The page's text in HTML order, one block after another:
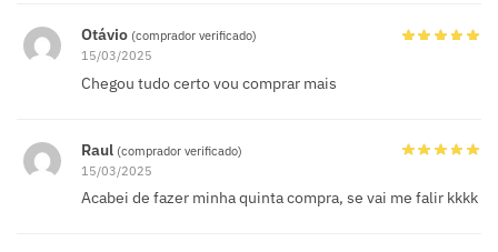
Otávio (comprador verificado)
15/03/2025
Chegou tudo certo vou comprar mais
Raul (comprador verificado)
15/03/2025
Acabei de fazer minha quinta compra, se vai me falir kkkk